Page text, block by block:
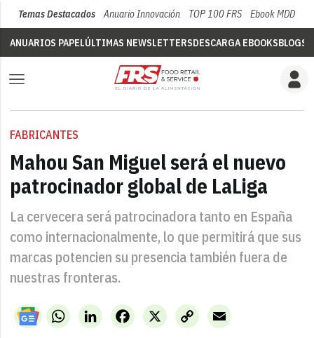
Temas Destacados Anuario Innovación TOP 100 FRS Ebook MDD
ANUARIOS PAPELÚLTIMAS NEWSLETTERSDESCARGA EBOOKSBLOGS
FABRICANTES
Mahou San Miguel será el nuevo
patrocinador global de LaLiga
La cervecera será patrocinadora tanto en España
como internacionalmente, lo que permitirá que sus
marcas potencien su presencia también fuera de
nuestras fronteras.
WhatsAppLinkedIn X
Facebook
Copy
Link
Email